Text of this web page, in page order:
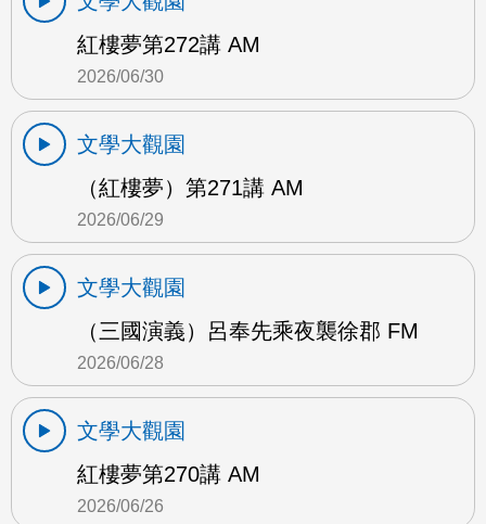
紅樓夢第272講 AM
2026/06/30
文學大觀園
（紅樓夢）第271講 AM
2026/06/29
文學大觀園
（三國演義）呂奉先乘夜襲徐郡 FM
2026/06/28
文學大觀園
紅樓夢第270講 AM
2026/06/26